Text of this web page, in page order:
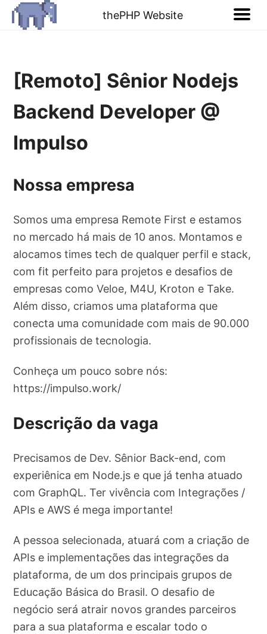
thePHP Website
[Remoto] Sênior Nodejs
Backend Developer @
Impulso
Nossa empresa
Somos uma empresa Remote First e estamos
no mercado há mais de 10 anos. Montamos e
alocamos times tech de qualquer perfil e stack,
com fit perfeito para projetos e desafios de
empresas como Veloe, M4U, Kroton e Take.
Além disso, criamos uma plataforma que
conecta uma comunidade com mais de 90.000
profissionais de tecnologia.
Conheça um pouco sobre nós:
https://impulso.work/
Descrição da vaga
Precisamos de Dev. Sênior Back-end, com
experiênica em Node.js e que já tenha atuado
com GraphQL. Ter vivência com Integrações /
APIs e AWS é mega importante!
A pessoa selecionada, atuará com a criação de
APIs e implementações das integrações da
plataforma, de um dos principais grupos de
Educação Básica do Brasil. O desafio de
negócio será atrair novos grandes parceiros
para a sua plataforma e escalar todo o